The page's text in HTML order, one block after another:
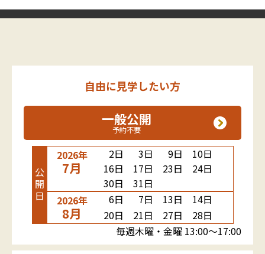
自由に見学したい方
一般公開
予約不要
公開日
2026年
7月
2日 3日 9日
10日
16日
17日 23日
24日
30日
31日
2026年
8月
6日 7日 13日
14日
20日
21日 27日
28日
毎週木曜・金曜 13:00～17:00